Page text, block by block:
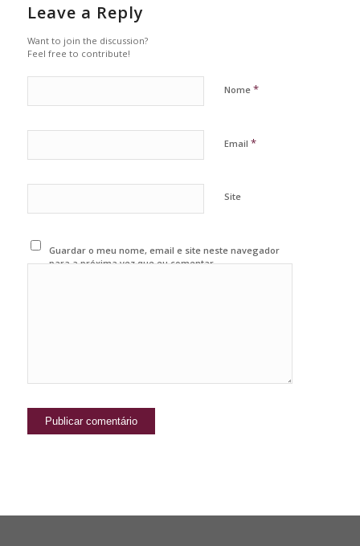
Leave a Reply
Want to join the discussion?
Feel free to contribute!
Nome *
Email *
Site
Guardar o meu nome, email e site neste navegador
para a próxima vez que eu comentar.